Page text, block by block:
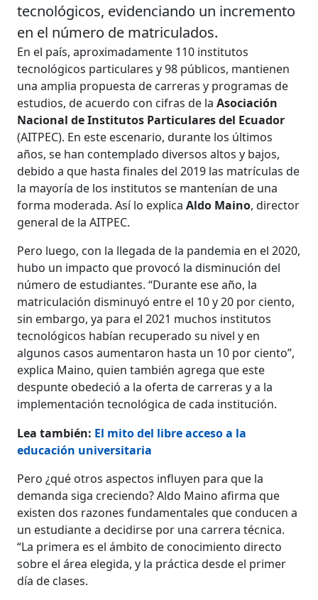
tecnológicos, evidenciando un incremento
en el número de matriculados.
En el país, aproximadamente 110 institutos
tecnológicos particulares y 98 públicos, mantienen
una amplia propuesta de carreras y programas de
estudios, de acuerdo con cifras de laAsociación
Nacional de Institutos Particulares del Ecuador
(AITPEC). En este escenario, durante los últimos
años, se han contemplado diversos altos y bajos,
debido a que hasta finales del 2019 las matrículas de
la mayoría de los institutos se mantenían de una
forma moderada. Así lo explicaAldo Maino, director
general de la AITPEC.
Pero luego, con la llegada de la pandemia en el 2020,
hubo un impacto que provocó la disminución del
número de estudiantes. “Durante ese año, la
matriculación disminuyó entre el 10 y 20 por ciento,
sin embargo, ya para el 2021 muchos institutos
tecnológicos habían recuperado su nivel y en
algunos casos aumentaron hasta un 10 por ciento”,
explica Maino, quien también agrega que este
despunte obedeció a la oferta de carreras y a la
implementación tecnológica de cada institución.
Lea también: El mito del libre acceso a la
educación universitaria
Pero ¿qué otros aspectos influyen para que la
demanda siga creciendo? Aldo Maino afirma que
existen dos razones fundamentales que conducen a
un estudiante a decidirse por una carrera técnica.
“La primera es el ámbito de conocimiento directo
sobre el área elegida, y la práctica desde el primer
día de clases.